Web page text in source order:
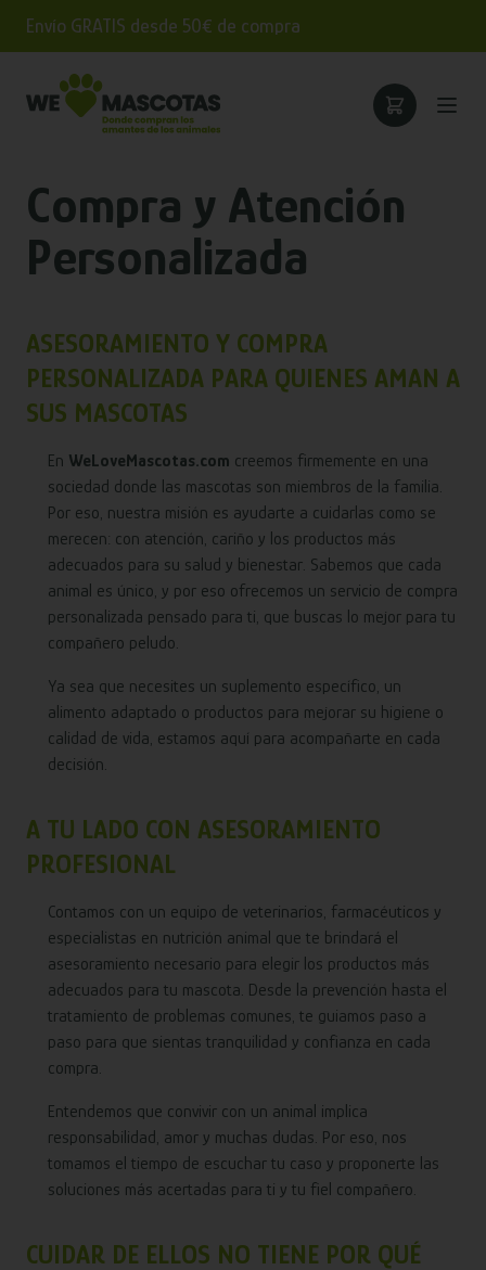
Envío GRATIS desde 50€ de compra
Compra y Atención
Personalizada
ASESORAMIENTO Y COMPRA
PERSONALIZADA PARA QUIENES AMAN A
SUS MASCOTAS
En WeLoveMascotas.com creemos firmemente en una
sociedad donde las mascotas son miembros de la familia.
Por eso, nuestra misión es ayudarte a cuidarlas como se
merecen: con atención, cariño y los productos más
adecuados para su salud y bienestar. Sabemos que cada
animal es único, y por eso ofrecemos un servicio de compra
personalizada pensado para ti, que buscas lo mejor para tu
compañero peludo.
Ya sea que necesites un suplemento específico, un
alimento adaptado o productos para mejorar su higiene o
calidad de vida, estamos aquí para acompañarte en cada
decisión.
A TU LADO CON ASESORAMIENTO
PROFESIONAL
Contamos con un equipo de veterinarios, farmacéuticos y
especialistas en nutrición animal que te brindará el
asesoramiento necesario para elegir los productos más
adecuados para tu mascota. Desde la prevención hasta el
tratamiento de problemas comunes, te guiamos paso a
paso para que sientas tranquilidad y confianza en cada
compra.
Entendemos que convivir con un animal implica
responsabilidad, amor y muchas dudas. Por eso, nos
tomamos el tiempo de escuchar tu caso y proponerte las
soluciones más acertadas para ti y tu fiel compañero.
CUIDAR DE ELLOS NO TIENE POR QUÉ